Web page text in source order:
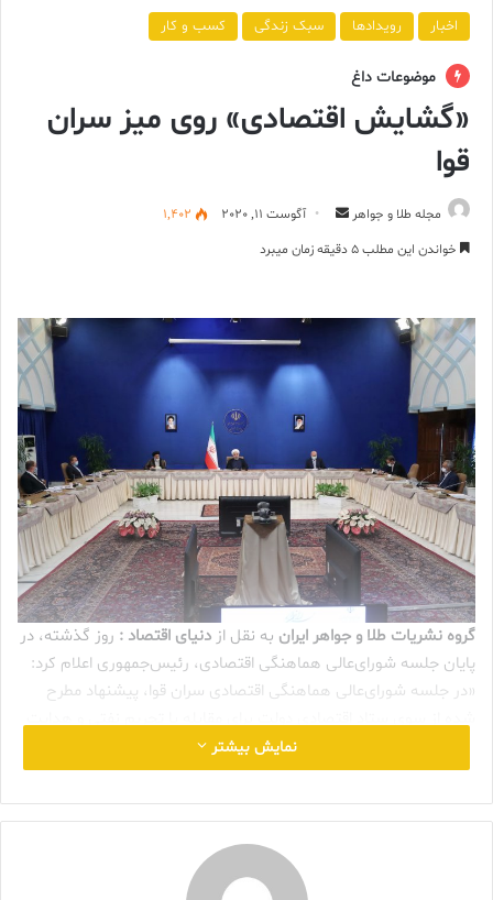
اخبار رویدادها سبک زندگی کسب و کار
موضوعات داغ
«گشایش اقتصادی» روی میز سران
قوا
مجله طلا و جواهر
ارسال آگوست 11, 2020
1,402
خواندن این مطلب 5 دقیقه زمان میبرد
گروه نشریات طلا و جواهر ایران به نقل ازدنیای اقتصاد : روز گذشته، در
پایان جلسه شورای‌عالی هماهنگی اقتصادی، رئیس‌جمهوری اعلام کرد:
«در جلسه شورای‌عالی هماهنگی اقتصادی سران قوا، پیشنهاد مطرح
شده از سوی ستاد اقتصادی دولت برای مقابله با تحریم نفتی و هدایت
نقدینگی مورد بحث و بررسی قرار گرفت و ضمن استقبال از این طرح،
تصمیمات لازم برای نهایی شدن آن اتخاذ شد.»عکس از president.ir
براساس این گزارش قرار است که در طرح گشایش اقتصادی، ۲۲۰
میلیون بشکه نفت از طریق انتشار اوراق سلف موازی به مردم عرضه
شود. اظهارنظر روز گذشته رئیس‌جمهوری دو نکته را نشان می‌دهد:
نمایش بیشتر